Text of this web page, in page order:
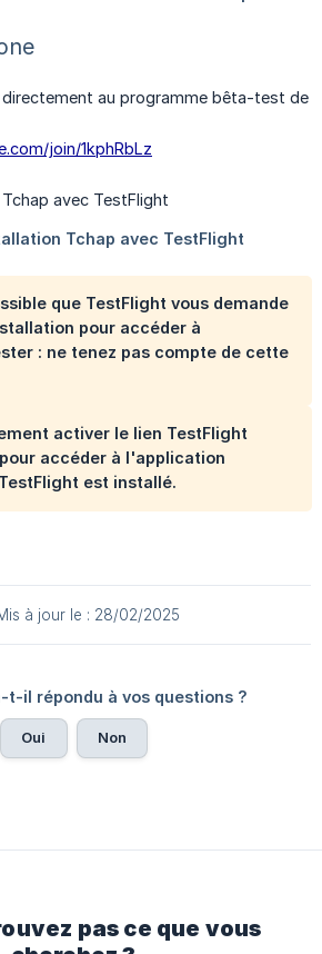
au programme bêta-test de
join/1kphRbLz
que TestFlight vous demande
pour accéder à
: ne tenez pas compte de cette
activer le lien TestFlight
accéder à l'application
est installé.
à jour le : 28/02/2025
t-il répondu à vos questions ?
Oui Non
pas ce que vous